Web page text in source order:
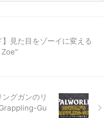
】見た目をゾーイに変える
ングガンのリ
Gu